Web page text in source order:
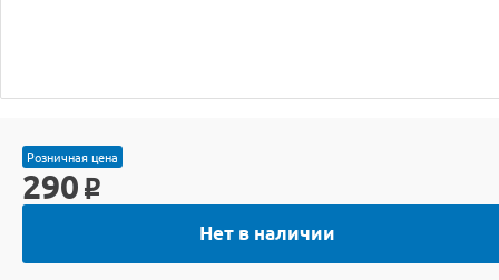
Розничная цена
290 o
Нет в наличии